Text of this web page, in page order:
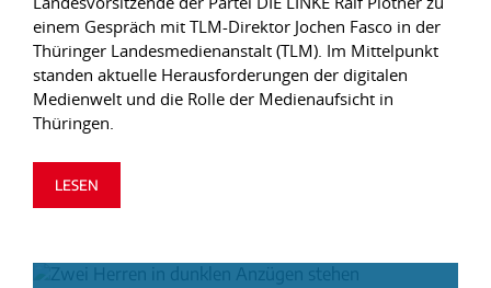
einem Gespräch mit TLM-Direktor Jochen Fasco in der
Thüringer Landesmedienanstalt (TLM). Im Mittelpunkt
standen aktuelle Herausforderungen der digitalen
Medienwelt und die Rolle der Medienaufsicht in
Thüringen.
LESEN